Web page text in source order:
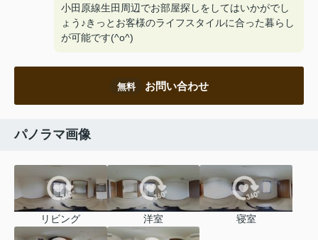
小田原線生田周辺でお部屋探しをしてはいかがでし
ょう♪きっとお客様のライフスタイルに合った暮らし
が可能です(^o^)
無料 お問い合わせ
パノラマ画像
リビング 洋室 寝室